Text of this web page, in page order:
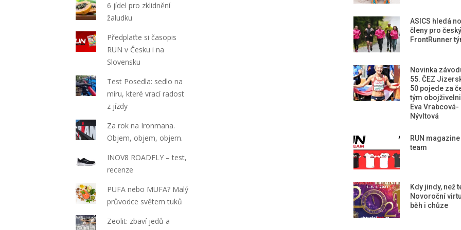
6 jídel pro zklidnění
žaludku
Předplaťte si časopis
RUN v Česku i na
Slovensku
Test Posedla: sedlo na
míru, které vrací radost
z jízdy
Za rok na Ironmana.
Objem, objem, objem.
INOV8 ROADFLY – test,
recenze
PUFA nebo MUFA? Malý
průvodce světem tuků
Zeolit: zbaví jedů a
ASICS hledá
členy pro český
FrontRunner
Novinka
55. ČEZ
50 pojede za
tým
Eva Vrabcová-
Nývltová
RUN magazine
team
Kdy jindy, než
Novoroční
běh i chůze